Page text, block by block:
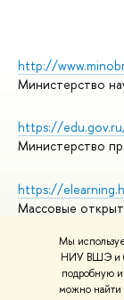
Мы
НИУ ВШЭ и
подробную
можно найти
http://
Министерство
https://
Министерство
https://
Массовые
© НИУ ВШЭ